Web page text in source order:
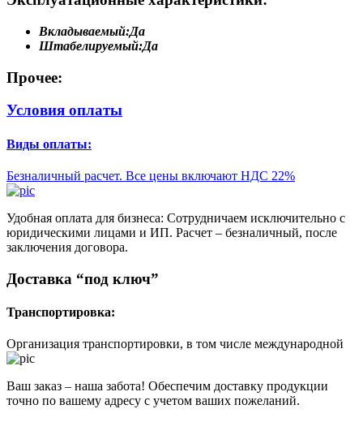
Вкладываемый:Да
Штабелируемый:Да
Прочее:
Условия оплаты
Виды оплаты:
Безналичный расчет. Все цены включают НДС 22%
Удобная оплата для бизнеса: Сотрудничаем исключительно с
юридическими лицами и ИП. Расчет – безналичный, после
заключения договора.
Доставка “под ключ”
Транспортировка:
Организация транспортировки, в том числе международной
Ваш заказ – наша забота! Обеспечим доставку продукции
точно по вашему адресу с учетом ваших пожеланий.